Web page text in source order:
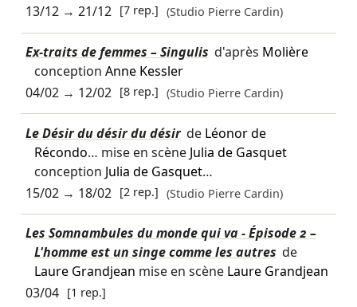
13/12→ 21/12 [7 rep.] (Studio Pierre Cardin)
Ex-traits de femmes – Singulis d'après Molière
conception Anne Kessler
04/02→ 12/02 [8 rep.] (Studio Pierre Cardin)
Le Désir du désir du désir de Léonor de
Récondo… mise en scène Julia de Gasquet
conception Julia de Gasquet…
15/02→ 18/02 [2 rep.] (Studio Pierre Cardin)
Les Somnambules du monde qui va - Épisode 2 –
L'homme est un singe comme les autres de
Laure Grandjean mise en scène Laure Grandjean
03/04 [1 rep.]